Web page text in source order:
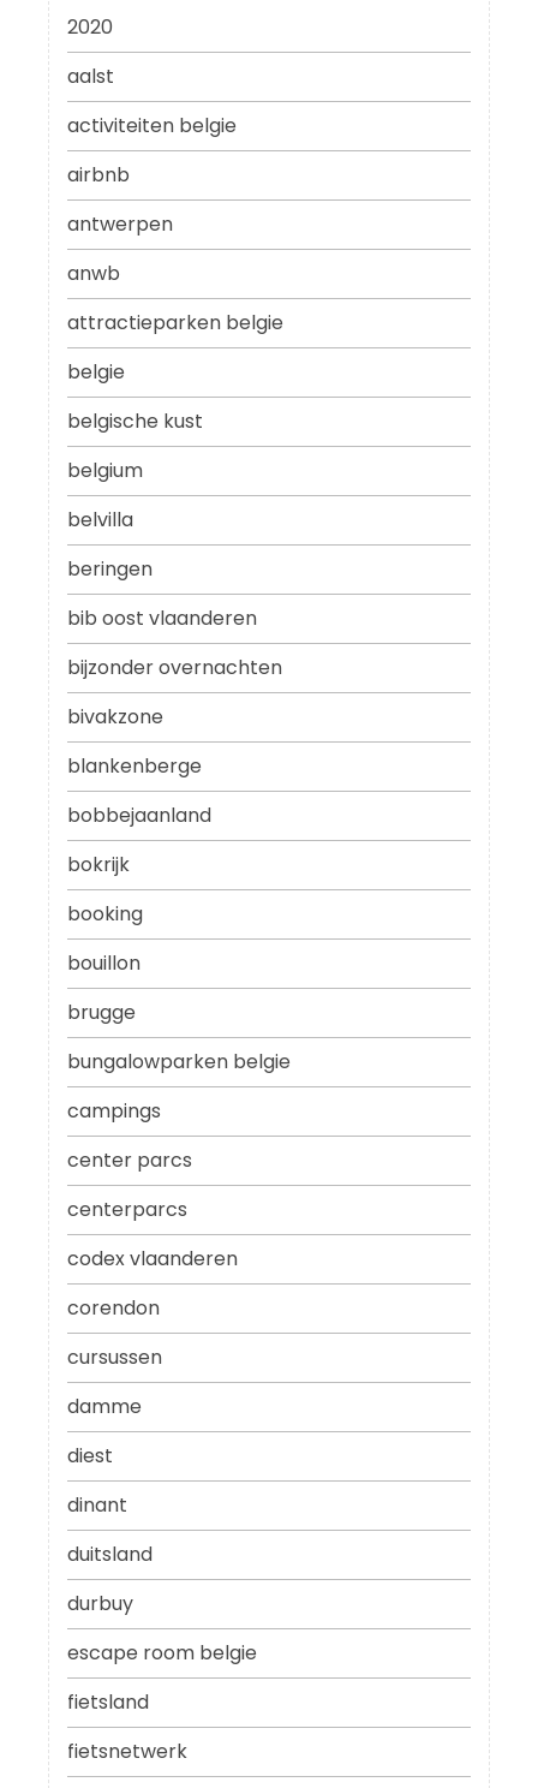
2020
aalst
activiteiten belgie
airbnb
antwerpen
anwb
attractieparken belgie
belgie
belgische kust
belgium
belvilla
beringen
bib oost vlaanderen
bijzonder overnachten
bivakzone
blankenberge
bobbejaanland
bokrijk
booking
bouillon
brugge
bungalowparken belgie
campings
center parcs
centerparcs
codex vlaanderen
corendon
cursussen
damme
diest
dinant
duitsland
durbuy
escape room belgie
fietsland
fietsnetwerk